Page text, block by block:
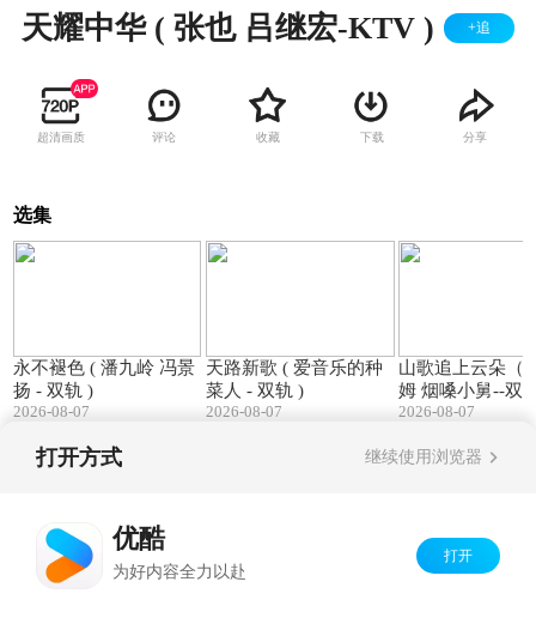
天耀中华 ( 张也 吕继宏-KTV ) +追
超清画质 评论 收藏 下载 分享
选集
永不褪色 ( 潘九岭 冯景
扬 - 双轨 )
2026-08-07
天路新歌 ( 爱音乐的种
菜人 - 双轨 )
2026-08-07
山歌追上云朵（
姆 烟嗓小舅--双
2026-08-07
打开方式 继续使用浏览器
优酷
为好内容全力以赴
打开